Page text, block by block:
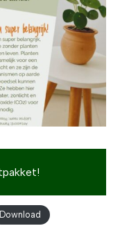
Download